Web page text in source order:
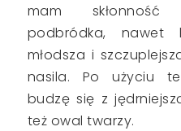
mam
podbródka, nawet
młodsza i
nasila. Po użyciu
budzę się z
też owal twarzy.